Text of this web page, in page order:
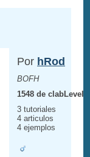
Por hRod
BOFH
1548 de clabLevel
3 tutoriales
4 articulos
4 ejemplos